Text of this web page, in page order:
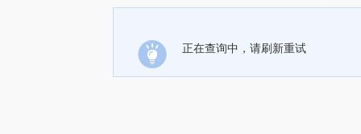
正在查询中，请刷新重试